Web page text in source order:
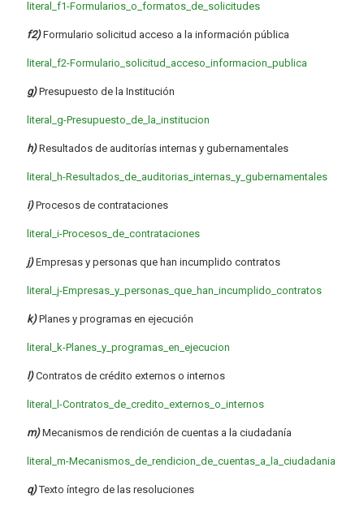
literal_f1-Formularios_o_formatos_de_solicitudes
f2)Formulario solicitud acceso a la información pública
literal_f2-Formulario_solicitud_acceso_informacion_publica
g) Presupuesto de la Institución
literal_g-Presupuesto_de_la_institucion
h)Resultados de auditorías internas y gubernamentales
literal_h-Resultados_de_auditorias_internas_y_gubernamentales
i) Procesos de contrataciones
literal_i-Procesos_de_contrataciones
j) Empresas y personas que han incumplido contratos
literal_j-Empresas_y_personas_que_han_incumplido_contratos
k) Planes y programas en ejecución
literal_k-Planes_y_programas_en_ejecucion
l) Contratos de crédito externos o internos
literal_l-Contratos_de_credito_externos_o_internos
m)Mecanismos de rendición de cuentas a la ciudadanía
literal_m-Mecanismos_de_rendicion_de_cuentas_a_la_ciudadania
q) Texto íntegro de las resoluciones